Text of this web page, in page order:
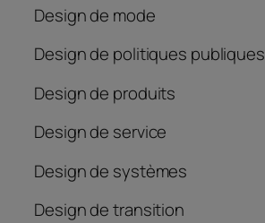
Design de mode
Design de politiques publiques
Design de produits
Design de service
Design de systèmes
Design de transition